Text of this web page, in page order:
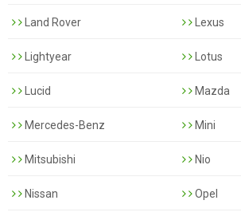
Land Rover Lexus
Lightyear Lotus
Lucid Mazda
Mercedes-Benz Mini
Mitsubishi Nio
Nissan Opel